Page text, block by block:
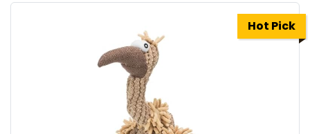
Hot Pick